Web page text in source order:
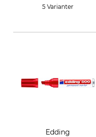
5 Varianter
Edding